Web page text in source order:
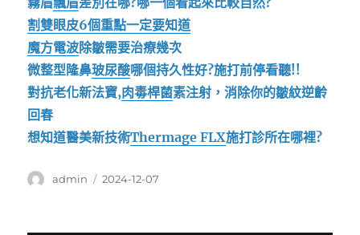
割雙眼皮6個重點一定要知道
魔方電波除皺需要治療幾次
微整型隆鼻玻尿酸哪個持久性好?施打前停看聽!!
對抗老化新法寶,肉毒桿菌素注射，消除你的皺紋逆齡
回春
想知道醫美新技術Thermage FLX施打診所在哪裡?
作
admin
發
2024-12-07